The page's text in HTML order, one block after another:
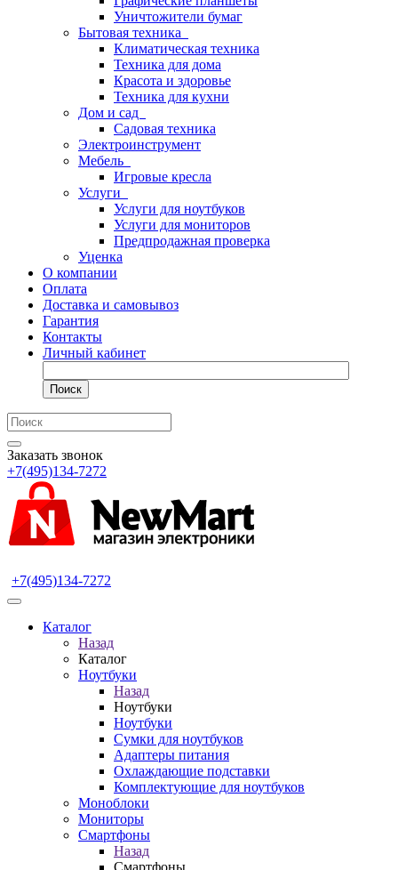
Уничтожители бумаг
Бытовая техника
Климатическая техника
Техника для дома
Красота и здоровье
Техника для кухни
Дом и сад
Садовая техника
Электроинструмент
Мебель
Игровые кресла
Услуги
Услуги для ноутбуков
Услуги для мониторов
Предпродажная проверка
Уценка
О компании
Оплата
Доставка и самовывоз
Гарантия
Контакты
Личный кабинет
Поиск
Заказать звонок
+7(495)134-7272
+7(495)134-7272
Каталог
Назад
Каталог
Ноутбуки
Назад
Ноутбуки
Ноутбуки
Сумки для ноутбуков
Адаптеры питания
Охлаждающие подставки
Комплектующие для ноутбуков
Моноблоки
Мониторы
Смартфоны
Назад
Смартфоны